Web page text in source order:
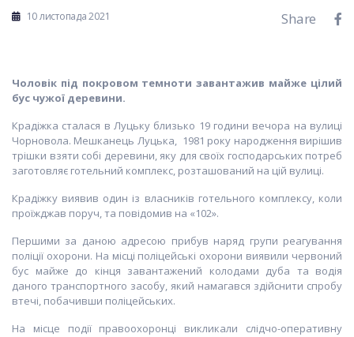
10 листопада 2021 Share
Чоловік під покровом темноти завантажив майже цілий
бус чужої деревини.
Крадіжка сталася в Луцьку близько 19 години вечора на вулиці
Чорновола. Мешканець Луцька, 1981 року народження вирішив
трішки взяти собі деревини, яку для своїх господарських потреб
заготовляє готельний комплекс, розташований на цій вулиці.
Крадіжку виявив один із власників готельного комплексу, коли
проїжджав поруч, та повідомив на «102».
Першими за даною адресою прибув наряд групи реагування
поліції охорони. На місці поліцейські охорони виявили червоний
бус майже до кінця завантажений колодами дуба та водія
даного транспортного засобу, який намагався здійснити спробу
втечі, побачивши поліцейських.
На місце події правоохоронці викликали слідчо-оперативну